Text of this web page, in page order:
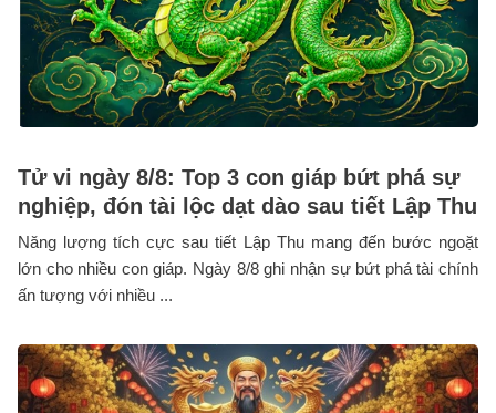
Tử vi ngày 8/8: Top 3 con giáp bứt phá sự
nghiệp, đón tài lộc dạt dào sau tiết Lập Thu
Năng lượng tích cực sau tiết Lập Thu mang đến bước ngoặt
lớn cho nhiều con giáp. Ngày 8/8 ghi nhận sự bứt phá tài chính
ấn tượng với nhiều ...